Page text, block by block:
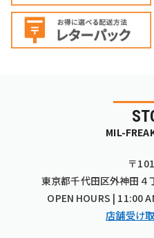
MIL-
〒
東京都千代田区外神田４
OPEN HOURS | 11:00
店舗受け